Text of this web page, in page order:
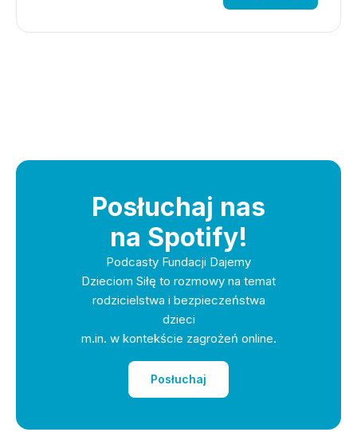
Posłuchaj nas
na Spotify!
Podcasty Fundacji Dajemy
Dzieciom Siłę to rozmowy na temat
rodzicielstwa i bezpieczeństwa
dzieci
m.in. w kontekście zagrożeń online.
Posłuchaj